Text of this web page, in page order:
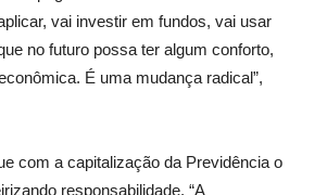
vai investir em fundos, vai usar
no futuro possa ter algum conforto,
É uma mudança radical”,
com a capitalização da Previdência o
responsabilidade. “A